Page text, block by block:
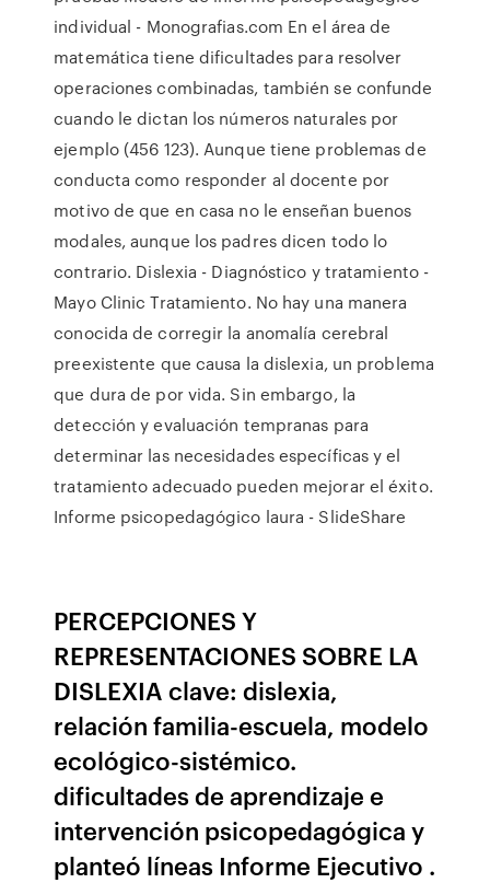
individual - Monografias.com En el área de
matemática tiene dificultades para resolver
operaciones combinadas, también se confunde
cuando le dictan los números naturales por
ejemplo (456 123). Aunque tiene problemas de
conducta como responder al docente por
motivo de que en casa no le enseñan buenos
modales, aunque los padres dicen todo lo
contrario. Dislexia - Diagnóstico y tratamiento -
Mayo Clinic Tratamiento. No hay una manera
conocida de corregir la anomalía cerebral
preexistente que causa la dislexia, un problema
que dura de por vida. Sin embargo, la
detección y evaluación tempranas para
determinar las necesidades específicas y el
tratamiento adecuado pueden mejorar el éxito.
Informe psicopedagógico laura - SlideShare
PERCEPCIONES Y
REPRESENTACIONES SOBRE LA
DISLEXIA clave: dislexia,
relación familia-escuela, modelo
ecológico-sistémico.
dificultades de aprendizaje e
intervención psicopedagógica y
planteó líneas Informe Ejecutivo .